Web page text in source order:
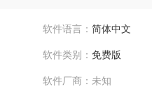
软件语言： 简体中文
软件类别： 免费版
软件厂商：未知